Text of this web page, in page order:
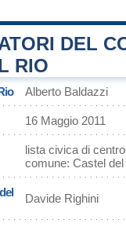
DEL
RIO
Alberto Baldazzi
16 Maggio 2011
lista civica di
comune: Castel del
Davide Righini